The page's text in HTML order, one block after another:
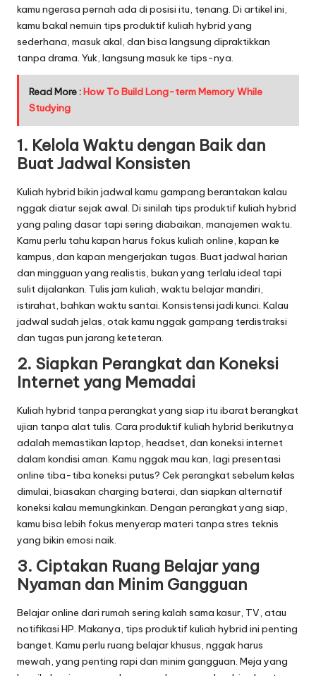
kamu ngerasa pernah ada di posisi itu, tenang. Di artikel ini,
kamu bakal nemuin tips produktif kuliah hybrid yang
sederhana, masuk akal, dan bisa langsung dipraktikkan
tanpa drama. Yuk, langsung masuk ke tips-nya.
Read More : How To Build Long-term Memory While
Studying
1. Kelola Waktu dengan Baik dan
Buat Jadwal Konsisten
Kuliah hybrid bikin jadwal kamu gampang berantakan kalau
nggak diatur sejak awal. Di sinilah tips produktif kuliah hybrid
yang paling dasar tapi sering diabaikan, manajemen waktu.
Kamu perlu tahu kapan harus fokus kuliah online, kapan ke
kampus, dan kapan mengerjakan tugas. Buat jadwal harian
dan mingguan yang realistis, bukan yang terlalu ideal tapi
sulit dijalankan. Tulis jam kuliah, waktu belajar mandiri,
istirahat, bahkan waktu santai. Konsistensi jadi kunci. Kalau
jadwal sudah jelas, otak kamu nggak gampang terdistraksi
dan tugas pun jarang keteteran.
2. Siapkan Perangkat dan Koneksi
Internet yang Memadai
Kuliah hybrid tanpa perangkat yang siap itu ibarat berangkat
ujian tanpa alat tulis. Cara produktif kuliah hybrid berikutnya
adalah memastikan laptop, headset, dan koneksi internet
dalam kondisi aman. Kamu nggak mau kan, lagi presentasi
online tiba-tiba koneksi putus? Cek perangkat sebelum kelas
dimulai, biasakan charging baterai, dan siapkan alternatif
koneksi kalau memungkinkan. Dengan perangkat yang siap,
kamu bisa lebih fokus menyerap materi tanpa stres teknis
yang bikin emosi naik.
3. Ciptakan Ruang Belajar yang
Nyaman dan Minim Gangguan
Belajar online dari rumah sering kalah sama kasur, TV, atau
notifikasi HP. Makanya, tips produktif kuliah hybrid ini penting
banget. Kamu perlu ruang belajar khusus, nggak harus
mewah, yang penting rapi dan minim gangguan. Meja yang